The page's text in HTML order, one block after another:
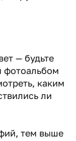
— будьте
фотоальбом
каким
ли
тем выше